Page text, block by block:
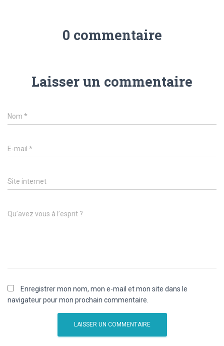
0 commentaire
Laisser un commentaire
Nom *
E-mail *
Site internet
Qu’avez vous à l’esprit ?
Enregistrer mon nom, mon e-mail et mon site dans le
navigateur pour mon prochain commentaire.